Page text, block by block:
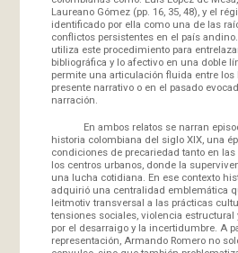
Laureano Gómez (pp. 16, 35, 48), y el
identificado por ella como una de las
conflictos persistentes en el país
utiliza este procedimiento para
bibliográfica y lo afectivo en una doble
permite una articulación fluida entre
presente narrativo o en el pasado
narración.
En ambos relatos se narran
historia colombiana del siglo XIX, una
condiciones de precariedad tanto en
los centros urbanos, donde la
una lucha cotidiana. En ese contexto
adquirió una centralidad emblemática
leitmotiv transversal a las prácticas
tensiones sociales, violencia
por el desarraigo y la incertidumbre. A
representación, Armando Romero no